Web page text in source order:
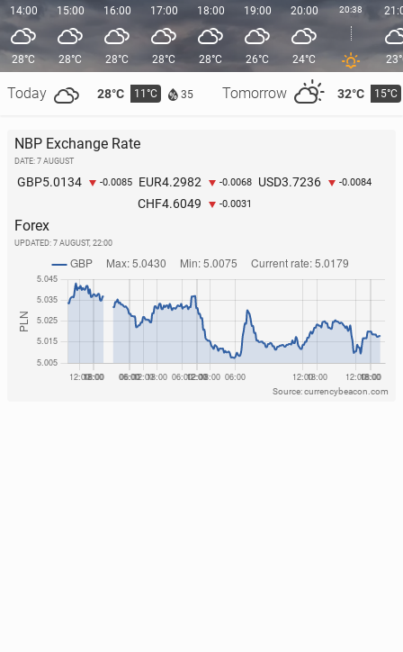
14:00
28°C
Today 28°C 11°C 35 Tomorrow 32°C 15°C
15:00
28°C
16:00
28°C
17:00
28°C
18:00
28°C
19:00
26°C
20:00
24°C
20:38
NBP Exchange Rate
DATE: 7 AUGUST
GBP5.0134 -0.0085 EUR4.2982 -0.0068 USD3.7236 -0.0084
CHF4.6049 -0.0031
Forex
UPDATED: 7 AUGUST, 22:00
Source: currencybeacon.com